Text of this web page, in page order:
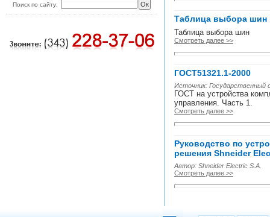
Поиск по сайту:
Таблица выбора шин
Таблица выбора шин
Смотреть далее >>
ГОСТ51321.1-2000
Источник:
ГОСТ на устройства
управления. Часть 1.
Смотреть далее >>
Руководство по
решения Shneider
Автор: Shneider Electric S.A.
Смотреть далее >>